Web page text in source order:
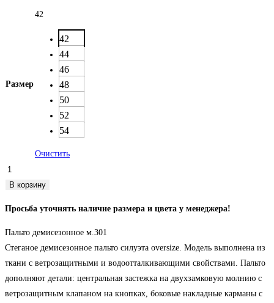
Размер
42
42
44
46
48
50
52
54
Очистить
Количество
товара
демисезонное
стёганное
м.301
В корзину
Просьба уточнять наличие размера и цвета у менеджера!
Пальто демисезонное м.301
Стеганое демисезонное пальто силуэта oversize. Модель выполнена из
ткани с ветрозащитными и водоотталкивающими свойствами. Пальто
дополняют детали: центральная застежка на двухзамковую молнию с
ветрозащитным клапаном на кнопках, боковые накладные карманы с